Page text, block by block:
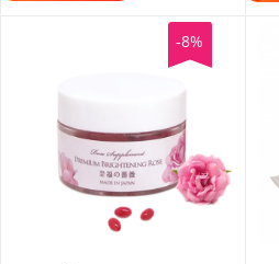
-8%